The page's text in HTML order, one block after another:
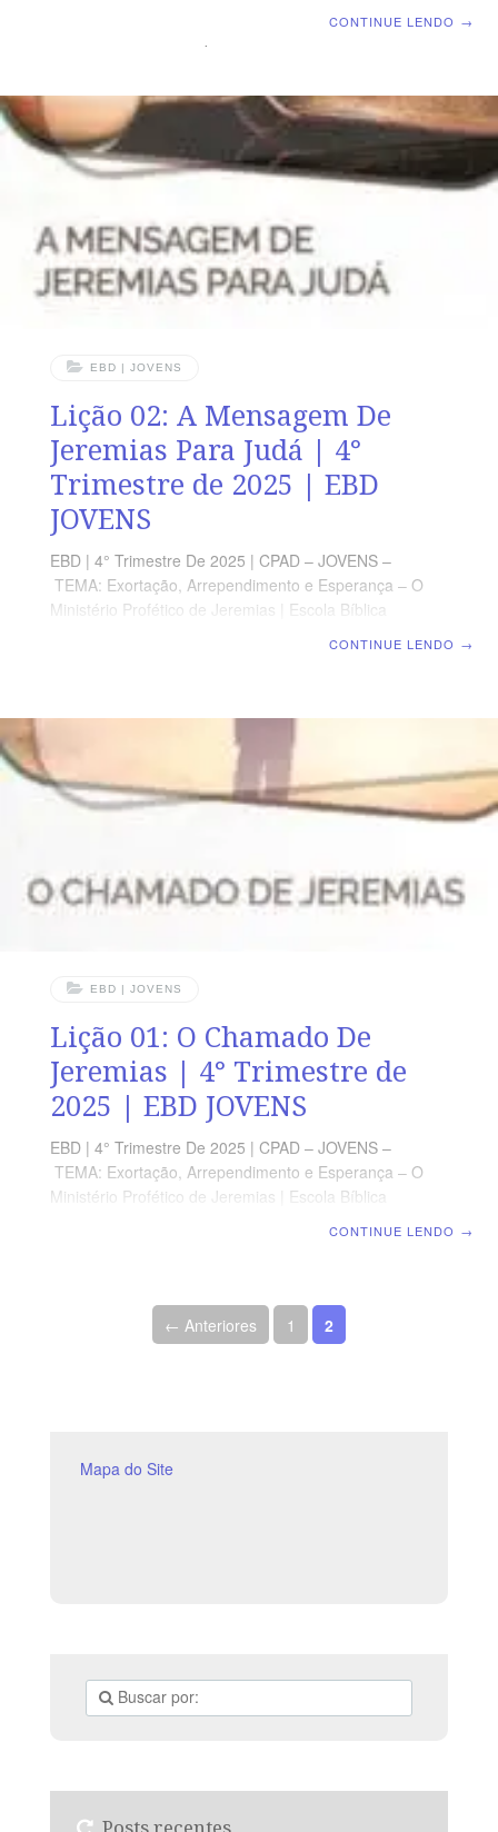
portas, para adorardes ao SENHOR.” (Jr 7.2) RESUMO
DA LIÇÃO A justiça divina é reafirmada na exortação
feita, tanto ao povo de Judá quanto à liderança política
e religiosa. LEITURA SEMANAL SEGUNDA-FEIRA
CONTINUE LENDO →
EBD | JOVENS
Lição 02: A Mensagem De
Jeremias Para Judá | 4°
Trimestre de 2025 | EBD
JOVENS
EBD | 4° Trimestre De 2025 | CPAD – JOVENS –
TEMA: Exortação, Arrependimento e Esperança – O
Ministério Profético de Jeremias | Escola Bíblica
receberia como fruto da desobediência e afastamento
de Deus. LEITURA SEMANAL SEGUNDA – Dt 32.7-12
Deus santificou IsraelTERÇA – Ez 18.1-32 Deus insiste
CONTINUE LENDO →
EBD | JOVENS
Lição 01: O Chamado De
Jeremias | 4° Trimestre de
2025 | EBD JOVENS
EBD | 4° Trimestre De 2025 | CPAD – JOVENS –
TEMA: Exortação, Arrependimento e Esperança – O
Ministério Profético de Jeremias | Escola Bíblica
às nações te dei por profeta.” (Jr 1.4,5) RESUMO DA
LIÇÃO Jeremias foi escolhido e separado para exercer
CONTINUE LENDO →
Paginação de posts
← Anteriores 1 2
Mapa do Site